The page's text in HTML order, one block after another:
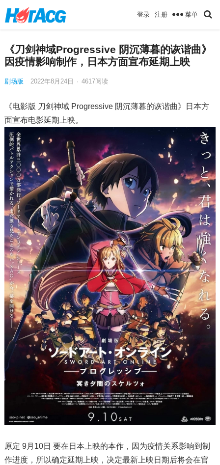
登录 注册 菜单
《刀剑神域Progressive 阴沉薄暮的诙谐曲》
因疫情影响制作，日本方面宣布延期上映
剧场版 2022年8月24日 · 4617阅读
《电影版 刀剑神域 Progressive 阴沉薄暮的诙谐曲》日本方
面宣布电影延期上映。
原定 9月10日 要在日本上映的本作，因为疫情关系影响到制
作进度，所以确定延期上映，决定最新上映日期后将会在官